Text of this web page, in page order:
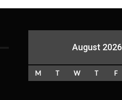
August 2026
M T W T F